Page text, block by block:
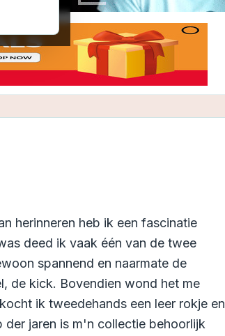
herinneren heb ik een fascinatie
deed ik vaak één van de twee
spannend en naarmate de
de kick. Bovendien wond het me
ik tweedehands een leer rokje en
jaren is m'n collectie behoorlijk